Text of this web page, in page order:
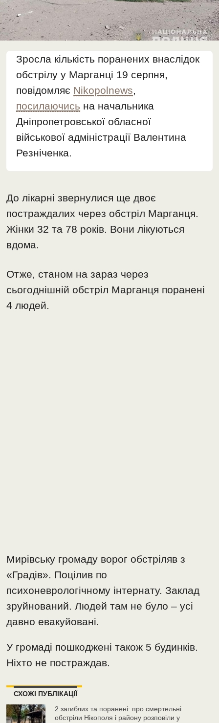
Зросла кількість поранених внаслідок
обстрілу у Марганці 19 серпня,
повідомляє Nikopolnews,
посилаючись на начальника
Дніпропетровської обласної
військової адміністрації Валентина
Резніченка.
До лікарні звернулися ще двоє
постраждалих через обстріл Марганця.
Жінки 32 та 78 років. Вони лікуються
вдома.
Отже, станом на зараз через
сьогоднішній обстріл Марганця поранені
4 людей.
Мирівську громаду ворог обстріляв з
«Градів». Поцілив по
психоневрологічному інтернату. Заклад
зруйнований. Людей там не було – усі
давно евакуйовані.
У громаді пошкоджені також 5 будинків.
Ніхто не постраждав.
СХОЖІ ПУБЛІКАЦІЇ
2 загиблих та поранені: про смертельні
обстріли Нікополя і району розповіли у